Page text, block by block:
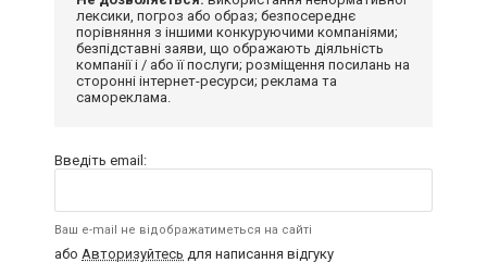
лексики, погроз або образ; безпосереднє
порівняння з іншими конкуруючими компаніями;
безпідставні заяви, що ображають діяльність
компанії і / або її послуги; розміщення посилань на
сторонні інтернет-ресурси; реклама та
самореклама.
Введіть email:
Ваш e-mail не відображатиметься на сайті
або Авторизуйтесь для написання відгуку